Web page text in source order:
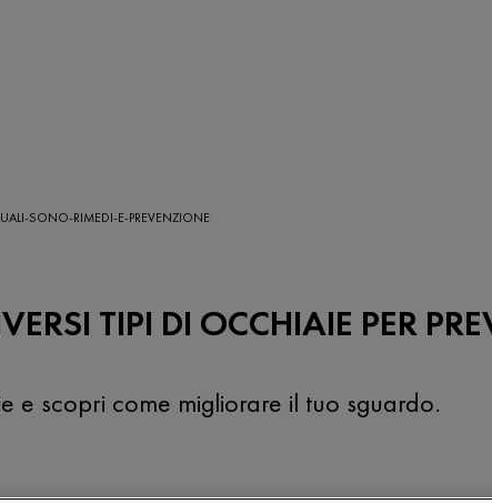
SONO-RIMEDI-E-PREVENZIONE
TIPI DI OCCHIAIE PER
e scopri come migliorare il tuo sguardo.